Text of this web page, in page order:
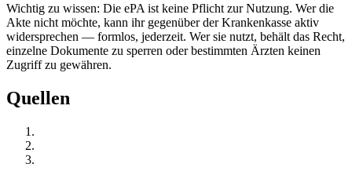
Wichtig zu wissen: Die ePA ist keine Pflicht zur Nutzung. Wer die
Akte nicht möchte, kann ihr gegenüber der Krankenkasse aktiv
widersprechen — formlos, jederzeit. Wer sie nutzt, behält das Recht,
einzelne Dokumente zu sperren oder bestimmten Ärzten keinen
Zugriff zu gewähren.
Quellen